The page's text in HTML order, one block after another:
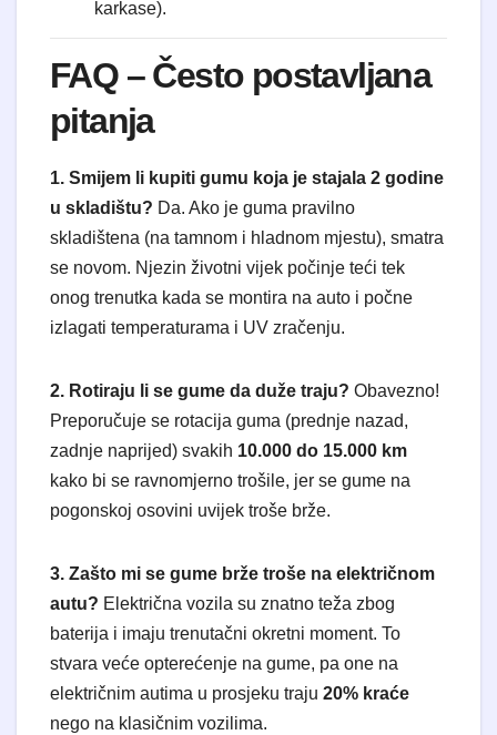
karkase).
FAQ – Često postavljana
pitanja
1. Smijem li kupiti gumu koja je stajala 2 godine
u skladištu? Da. Ako je guma pravilno
skladištena (na tamnom i hladnom mjestu), smatra
se novom. Njezin životni vijek počinje teći tek
onog trenutka kada se montira na auto i počne
izlagati temperaturama i UV zračenju.
2. Rotiraju li se gume da duže traju? Obavezno!
Preporučuje se rotacija guma (prednje nazad,
zadnje naprijed) svakih 10.000 do 15.000 km
kako bi se ravnomjerno trošile, jer se gume na
pogonskoj osovini uvijek troše brže.
3. Zašto mi se gume brže troše na električnom
autu? Električna vozila su znatno teža zbog
baterija i imaju trenutačni okretni moment. To
stvara veće opterećenje na gume, pa one na
električnim autima u prosjeku traju 20% kraće
nego na klasičnim vozilima.